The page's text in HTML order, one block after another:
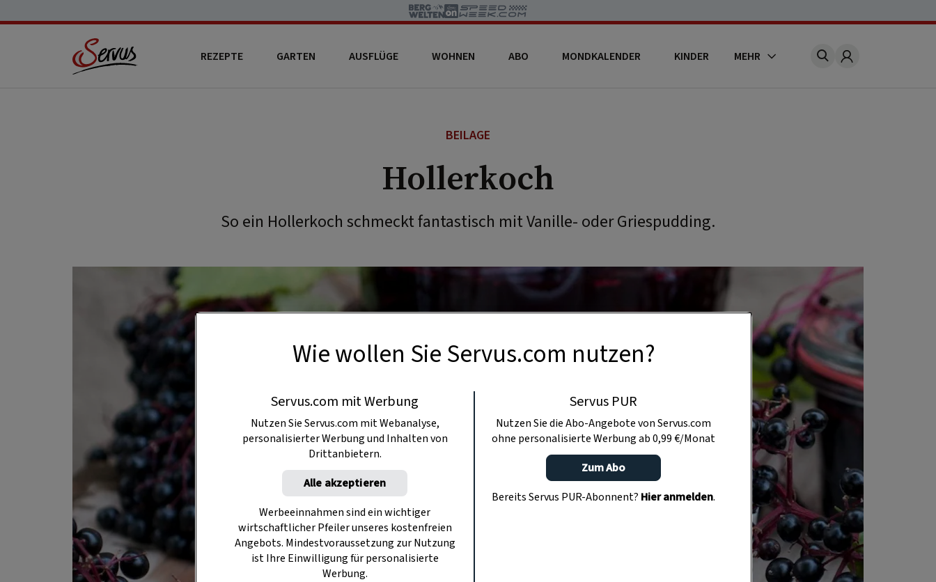
REZEPTE GARTEN AUSFLÜGE WOHNEN ABO MONDKALENDER KINDER MEHR Account
BEILAGE
Hollerkoch
So ein Hollerkoch schmeckt fantastisch mit Vanille- oder Griespudding.
Wie wollen Sie Servus.com nutzen?
Servus.com mit Werbung
Nutzen Sie Servus.com mit Webanalyse,
personalisierter Werbung und Inhalten von
Drittanbietern.
Alle akzeptieren
Werbeeinnahmen sind ein wichtiger
wirtschaftlicher Pfeiler unseres kostenfreien
Angebots. Mindestvoraussetzung zur Nutzung
ist Ihre Einwilligung für personalisierte
Werbung.
Servus PUR
Nutzen Sie die Abo-Angebote von Servus.com
ohne personalisierte Werbung ab 0,99 €/Monat
Zum Abo
Bereits Servus PUR-Abonnent? Hier anmelden.